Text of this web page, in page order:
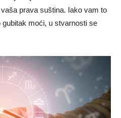
prava suština. Iako vam to
moći, u stvarnosti se